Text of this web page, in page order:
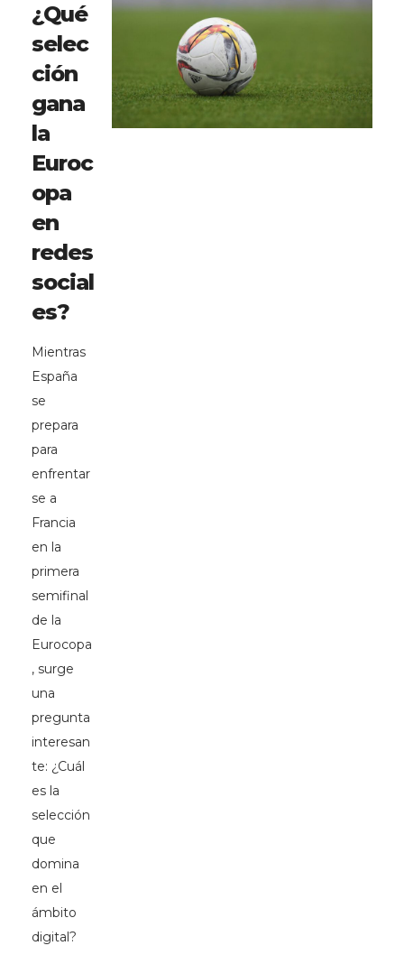
¿Qué
selec
ción
gana
la
Euroc
opa
en
redes
social
es?
Mientras
España
se
prepara
para
enfrentar
se a
Francia
en la
primera
semifinal
de la
Eurocopa
, surge
una
pregunta
interesan
te: ¿Cuál
es la
selección
que
domina
en el
ámbito
digital?